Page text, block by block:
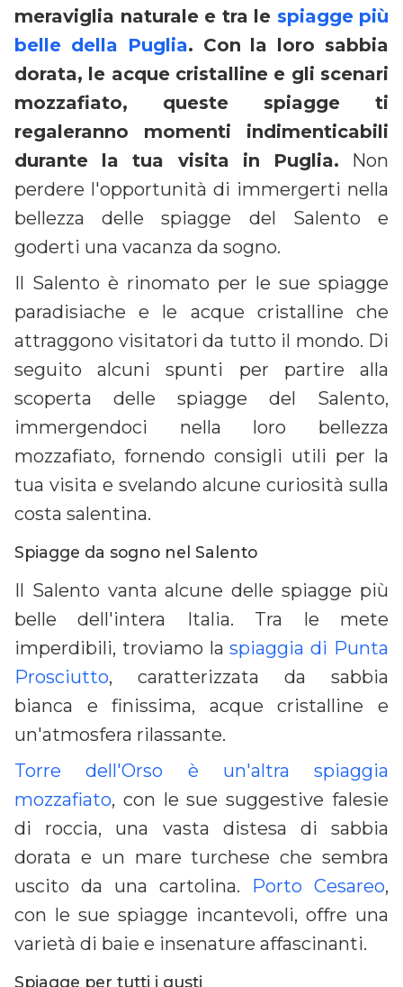
meraviglia naturale e tra le spiagge più
belle della Puglia. Con la loro sabbia
dorata, le acque cristalline e gli scenari
mozzafiato, queste spiagge ti
regaleranno momenti indimenticabili
durante la tua visita in Puglia. Non
perdere l'opportunità di immergerti nella
bellezza delle spiagge del Salento e
goderti una vacanza da sogno.
Il Salento è rinomato per le sue spiagge
paradisiache e le acque cristalline che
attraggono visitatori da tutto il mondo. Di
seguito alcuni spunti per partire alla
scoperta delle spiagge del Salento,
immergendoci nella loro bellezza
mozzafiato, fornendo consigli utili per la
tua visita e svelando alcune curiosità sulla
costa salentina.
Spiagge da sogno nel Salento
Il Salento vanta alcune delle spiagge più
belle dell'intera Italia. Tra le mete
imperdibili, troviamo laspiaggia di Punta
Prosciutto, caratterizzata da sabbia
bianca e finissima, acque cristalline e
un'atmosfera rilassante.
Torre dell'Orso è un'altra spiaggia
mozzafiato, con le sue suggestive falesie
di roccia, una vasta distesa di sabbia
dorata e un mare turchese che sembra
uscito da una cartolina.
Porto Cesareo,
con le sue spiagge incantevoli, offre una
varietà di baie e insenature affascinanti.
Spiagge per tutti i gusti